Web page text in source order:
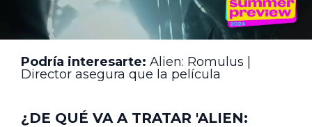
Podría interesarte: Alien: Romulus |
Director asegura que la película
¿DE QUÉ VA A TRATAR 'ALIEN: